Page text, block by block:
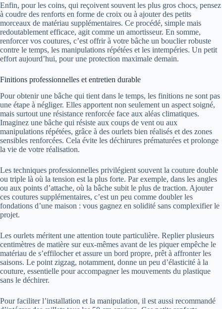
Enfin, pour les coins, qui reçoivent souvent les plus gros chocs, pensez
à coudre des renforts en forme de croix ou à ajouter des petits
morceaux de matériau supplémentaires. Ce procédé, simple mais
redoutablement efficace, agit comme un amortisseur. En somme,
renforcer vos coutures, c’est offrir à votre bâche un bouclier robuste
contre le temps, les manipulations répétées et les intempéries. Un petit
effort aujourd’hui, pour une protection maximale demain.
Finitions professionnelles et entretien durable
Pour obtenir une bâche qui tient dans le temps, les finitions ne sont pas
une étape à négliger. Elles apportent non seulement un aspect soigné,
mais surtout une résistance renforcée face aux aléas climatiques.
Imaginez une bâche qui résiste aux coups de vent ou aux
manipulations répétées, grâce à des ourlets bien réalisés et des zones
sensibles renforcées. Cela évite les déchirures prématurées et prolonge
la vie de votre réalisation.
Les techniques professionnelles privilégient souvent la couture double
ou triple là où la tension est la plus forte. Par exemple, dans les angles
ou aux points d’attache, où la bâche subit le plus de traction. Ajouter
ces coutures supplémentaires, c’est un peu comme doubler les
fondations d’une maison : vous gagnez en solidité sans complexifier le
projet.
Les ourlets méritent une attention toute particulière. Replier plusieurs
centimètres de matière sur eux-mêmes avant de les piquer empêche le
matériau de s’effilocher et assure un bord propre, prêt à affronter les
saisons. Le point zigzag, notamment, donne un peu d’élasticité à la
couture, essentielle pour accompagner les mouvements du plastique
sans le déchirer.
Pour faciliter l’installation et la manipulation, il est aussi recommandé